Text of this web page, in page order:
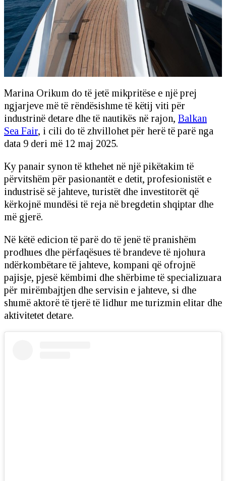
Marina Orikum do të jetë mikpritëse e një prej
ngjarjeve më të rëndësishme të këtij viti për
industrinë detare dhe të nautikës në rajon, Balkan
Sea Fair, i cili do të zhvillohet për herë të parë nga
data 9 deri më 12 maj 2025.
Ky panair synon të kthehet në një pikëtakim të
përvitshëm për pasionantët e detit, profesionistët e
industrisë së jahteve, turistët dhe investitorët që
kërkojnë mundësi të reja në bregdetin shqiptar dhe
më gjerë.
Në këtë edicion të parë do të jenë të pranishëm
prodhues dhe përfaqësues të brandeve të njohura
ndërkombëtare të jahteve, kompani që ofrojnë
pajisje, pjesë këmbimi dhe shërbime të specializuara
për mirëmbajtjen dhe servisin e jahteve, si dhe
shumë aktorë të tjerë të lidhur me turizmin elitar dhe
aktivitetet detare.